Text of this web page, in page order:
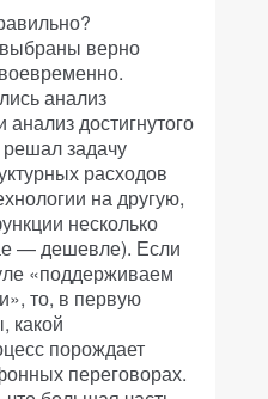
верно
анализ
достигнутого
задачу
расходов
на другую,
несколько
— дешевле). Если
«поддерживаем
то, в первую
какой
порождает
переговорах.